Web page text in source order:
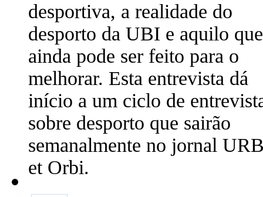
desportiva, a realidade do
desporto da UBI e aquilo que
ainda pode ser feito para o
melhorar. Esta entrevista dá
início a um ciclo de
sobre desporto que sairão
semanalmente no jornal
et Orbi.